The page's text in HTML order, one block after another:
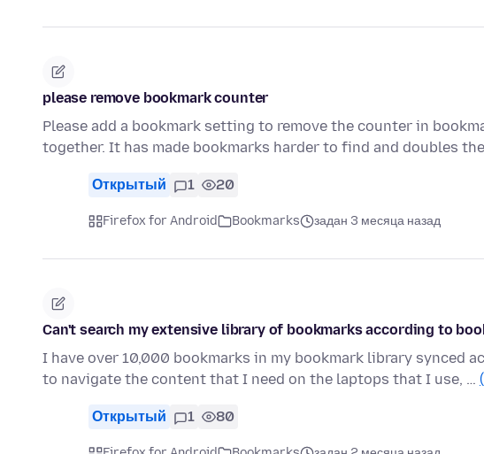
please remove bookmark counter
Please add a bookmark setting to remove the counter in
together. It has made bookmarks harder to find and doubles
Открытый 1 20
Firefox for Android Bookmarks задан 3 месяца назад
Can't search my extensive library of bookmarks according to
I have over 10,000 bookmarks in my bookmark library synced
to navigate the content that I need on the laptops that I use, …
Открытый 1 80